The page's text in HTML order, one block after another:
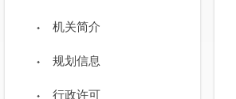
机关简介
规划信息
行政许可